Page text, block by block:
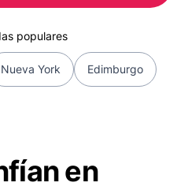
populares
Nueva York Edimburgo
en